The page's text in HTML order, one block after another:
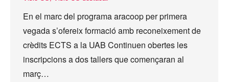
En el marc del programa aracoop per primera
vegada s’ofereix formació amb reconeixement de
crèdits ECTS a la UAB Continuen obertes les
inscripcions a dos tallers que començaran al
març…